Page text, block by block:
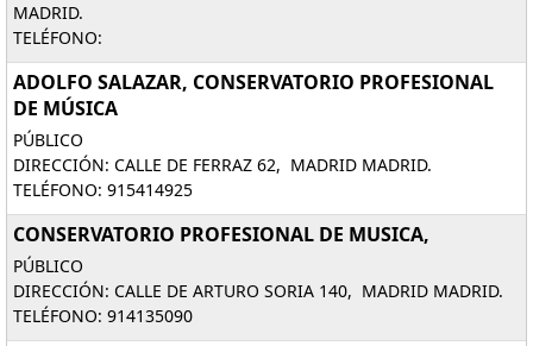
MADRID.
TELÉFONO:
ADOLFO SALAZAR, CONSERVATORIO PROFESIONAL
DE MÚSICA
PÚBLICO
DIRECCIÓN: CALLE DE FERRAZ 62, MADRID MADRID.
TELÉFONO: 915414925
CONSERVATORIO PROFESIONAL DE MUSICA,
PÚBLICO
DIRECCIÓN: CALLE DE ARTURO SORIA 140, MADRID MADRID.
TELÉFONO: 914135090